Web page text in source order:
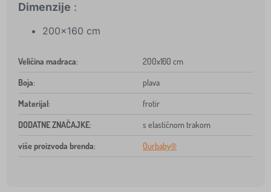
Dimenzije :
200x160 cm
Veličina madraca: 200x160 cm
Boja: plava
Materijal: frotir
DODATNE ZNAČAJKE: s elastičnom trakom
više proizvoda brenda: Ourbaby®